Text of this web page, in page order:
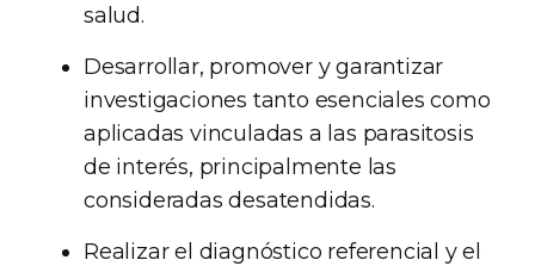
salud.
Desarrollar, promover y garantizar
investigaciones tanto esenciales como
aplicadas vinculadas a las parasitosis
de interés, principalmente las
consideradas desatendidas.
Realizar el diagnóstico referencial y el